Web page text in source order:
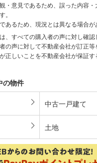
・意見であるため、誤った内容
。
あるため、現況とは異なる場合が
、すべての購入者の声に対し確
の声に対して不動産会社が訂正
正しいことを不動産会社が保証す
の物件
中古一戸建て
土地